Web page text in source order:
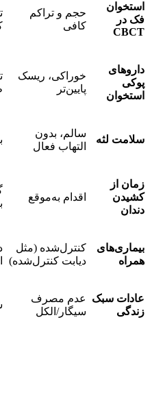
استخوان
فک در
CBCT
حجم و تراکم
کافی
داروهای
پوکی
استخوان
خوراکی، ریسک
پایین‌تر
سلامت لثه
سالم، بدون
التهاب فعال
زمان از
کشیدن
دندان
اقدام به‌موقع
بیماری‌های
همراه
کنترل‌شده (مثل
دیابت کنترل‌شده)
عادات سبک
زندگی
عدم مصرف
سیگار/الکل